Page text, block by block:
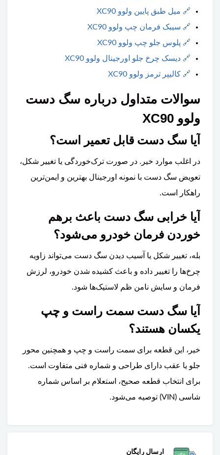
🔗 میل طبق پایین ولوو XC90
🔗 سیبک فرمان چپ ولوو XC90
🔗 پلوس جلو چپ ولوو XC90
🔗 دیسک چرخ جلو اورجینال ولوو XC90
🔗 کالیپر ترمز ولوو XC90
سوالات متداول درباره سگ دست
ولوو XC90
آیا سگ دست قابل تعمیر است؟
در اغلب موارد خیر. در صورت ترک‌خوردگی یا تغییر شکل،
تعویض سگ دست با نمونه اورجینال بهترین و ایمن‌ترین
راهکار است.
آیا خرابی سگ دست باعث برهم
خوردن فرمان خودرو می‌شود؟
بله، تغییر شکل یا آسیب دیدن سگ دست می‌تواند زاویه
چرخ‌ها را تغییر داده و باعث کشیده شدن خودرو، لرزش
فرمان و سایش نامن ظم لاستیک‌ها شود.
آیا سگ دست سمت راست و چپ
یکسان هستند؟
خیر، این قطعه برای سمت راست و چپ و همچنین محور
جلو یا عقب دارای طراحی و شماره فنی متفاوت است.
برای انتخاب قطعه صحیح، استعلام بر اساس شماره
شاسی (VIN) توصیه می‌شود.
ارسال رایگان